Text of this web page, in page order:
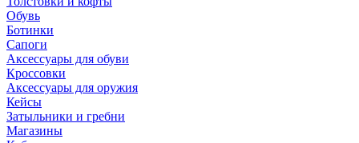
Обувь
Ботинки
Сапоги
Аксессуары для обуви
Кроссовки
Аксессуары для оружия
Кейсы
Затыльники и гребни
Магазины